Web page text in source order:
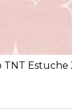
Estuche